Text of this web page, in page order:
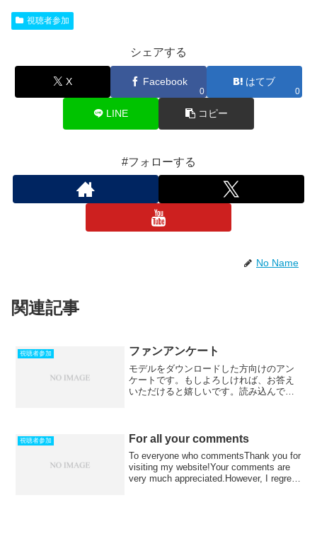
視聴者参加
シェアする
X Facebook
0
はてブ
0
LINE コピー
#フォローする
No Name
関連記事
視聴者参加 ファンアンケート
モデルをダウンロードした方向けのアン
ケートです。もしよろしければ、お答え
いただけると嬉しいです。読み込んでい
視聴者参加 For all your comments
To everyone who commentsThank you for
visiting my website!Your comments are
very much appreciated.However, I regret